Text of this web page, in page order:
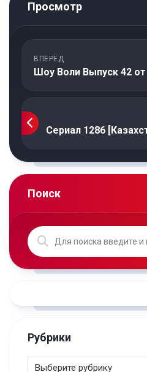
Просмотр
ВПЕРЁД
Шоу Воли Выпуск 42 от
Сериал 1286
Поиск
Рубрики